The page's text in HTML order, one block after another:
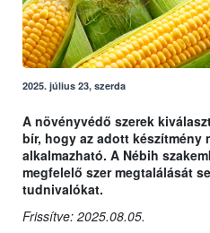
2025. július 23, szerda
A növényvédő szerek
bír, hogy az adott készítmény
alkalmazható. A Nébih
megfelelő szer megtalálását
tudnivalókat.
Frissítve: 2025.08.05.